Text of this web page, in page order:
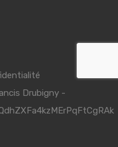
Drubigny -